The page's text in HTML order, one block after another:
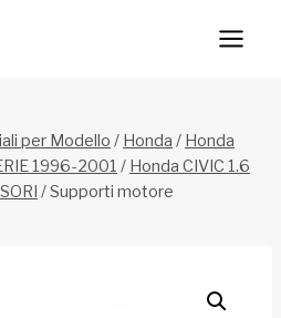
per Modello / Honda / Honda
1996-2001 / Honda CIVIC 1.6
/Supporti motore